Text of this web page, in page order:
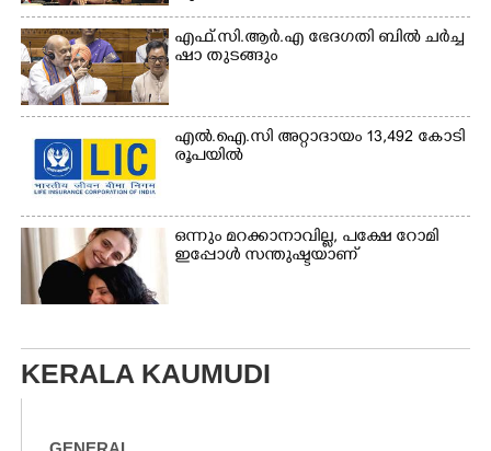
എ​ഫ്.​സി.​ആ​ർ.​എ​ ​ഭേ​ദ​ഗ​തി​ ​ബിൽ ച​ർ​ച്ച​
​ഷാ​ ​തുടങ്ങും
എൽ.ഐ.സി അറ്റാദായം 13,492 കോടി
രൂപയിൽ
ഒന്നും മറക്കാനാവില്ല, പക്ഷേ റോമി
ഇപ്പോൾ സന്തുഷ്ടയാണ്
KERALA KAUMUDI